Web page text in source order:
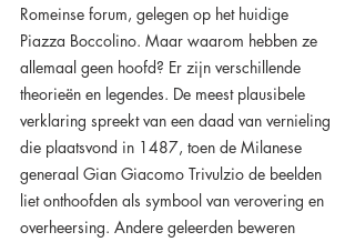
Romeinse forum, gelegen op het huidige
Piazza Boccolino. Maar waarom hebben ze
allemaal geen hoofd? Er zijn verschillende
theorieën en legendes. De meest plausibele
verklaring spreekt van een daad van vernieling
die plaatsvond in 1487, toen de Milanese
generaal Gian Giacomo Trivulzio de beelden
liet onthoofden als symbool van verovering en
overheersing. Andere geleerden beweren